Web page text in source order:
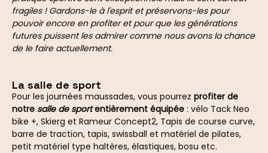
fragiles ! Gardons-le à l'esprit et préservons-les pour
pouvoir encore en profiter et pour que les générations
futures puissent les admirer comme nous avons la chance
de le faire actuellement.
La salle de sport
Pour les journées maussades, vous pourrez profiter de
notre salle de sportentièrement équipée : vélo Tack Neo
bike +, Skierg et Rameur Concept2, Tapis de course curve,
barre de traction, tapis, swissball et matériel de pilates,
petit matériel type haltères, élastiques, bosu etc.